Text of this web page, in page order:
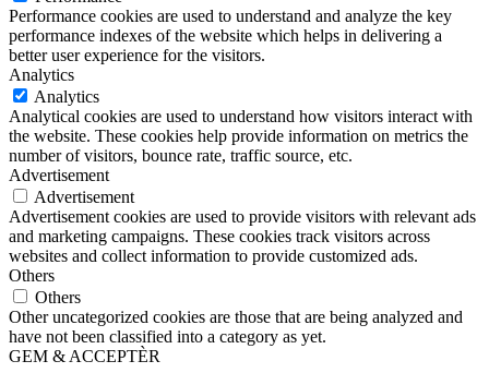
Performance cookies are used to understand and analyze the key
performance indexes of the website which helps in delivering a
better user experience for the visitors.
Analytics
Analytics
Analytical cookies are used to understand how visitors interact with
the website. These cookies help provide information on metrics the
number of visitors, bounce rate, traffic source, etc.
Advertisement
Advertisement
Advertisement cookies are used to provide visitors with relevant ads
and marketing campaigns. These cookies track visitors across
websites and collect information to provide customized ads.
Others
Others
Other uncategorized cookies are those that are being analyzed and
have not been classified into a category as yet.
GEM & ACCEPTÈR